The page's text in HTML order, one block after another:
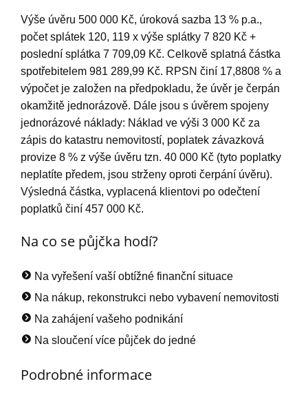
Výše úvěru 500 000 Kč, úroková sazba 13 % p.a.,
počet splátek 120, 119 x výše splátky 7 820 Kč +
poslední splátka 7 709,09 Kč. Celkově splatná částka
spotřebitelem 981 289,99 Kč. RPSN činí 17,8808 % a
výpočet je založen na předpokladu, že úvěr je čerpán
okamžitě jednorázově. Dále jsou s úvěrem spojeny
jednorázové náklady: Náklad ve výši 3 000 Kč za
zápis do katastru nemovitostí, poplatek závazková
provize 8 % z výše úvěru tzn. 40 000 Kč (tyto poplatky
neplatíte předem, jsou strženy oproti čerpání úvěru).
Výsledná částka, vyplacená klientovi po odečtení
poplatků činí 457 000 Kč.
Na co se půjčka hodí?
Na vyřešení vaší obtížné finanční situace
Na nákup, rekonstrukci nebo vybavení nemovitosti
Na zahájení vašeho podnikání
Na sloučení více půjček do jedné
Podrobné informace